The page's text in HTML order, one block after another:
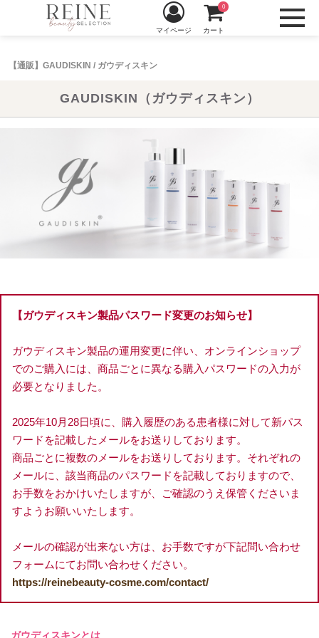
【通販】GAUDISKIN / ガウディスキン
マイページ カート
0
GAUDISKIN（ガウディスキン）
【ガウディスキン製品パスワード変更のお知らせ】
ガウディスキン製品の運用変更に伴い、オンラインショップ
でのご購入には、商品ごとに異なる購入パスワードの入力が
必要となりました。
2025年10月28日頃に、購入履歴のある患者様に対して新パス
ワードを記載したメールをお送りしております。
商品ごとに複数のメールをお送りしております。それぞれの
メールに、該当商品のパスワードを記載しておりますので、
お手数をおかけいたしますが、ご確認のうえ保管くださいま
すようお願いいたします。
メールの確認が出来ない方は、お手数ですが下記問い合わせ
フォームにてお問い合わせください。
https://reinebeauty-cosme.com/contact/
ガウディスキンとは